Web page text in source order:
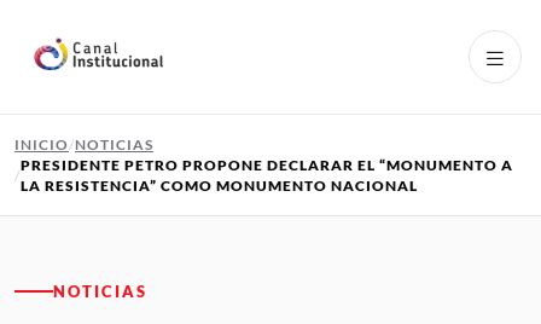
INICIO NOTICIAS
PRESIDENTE PETRO PROPONE DECLARAR EL “MONUMENTO A
LA RESISTENCIA” COMO MONUMENTO NACIONAL
NOTICIAS